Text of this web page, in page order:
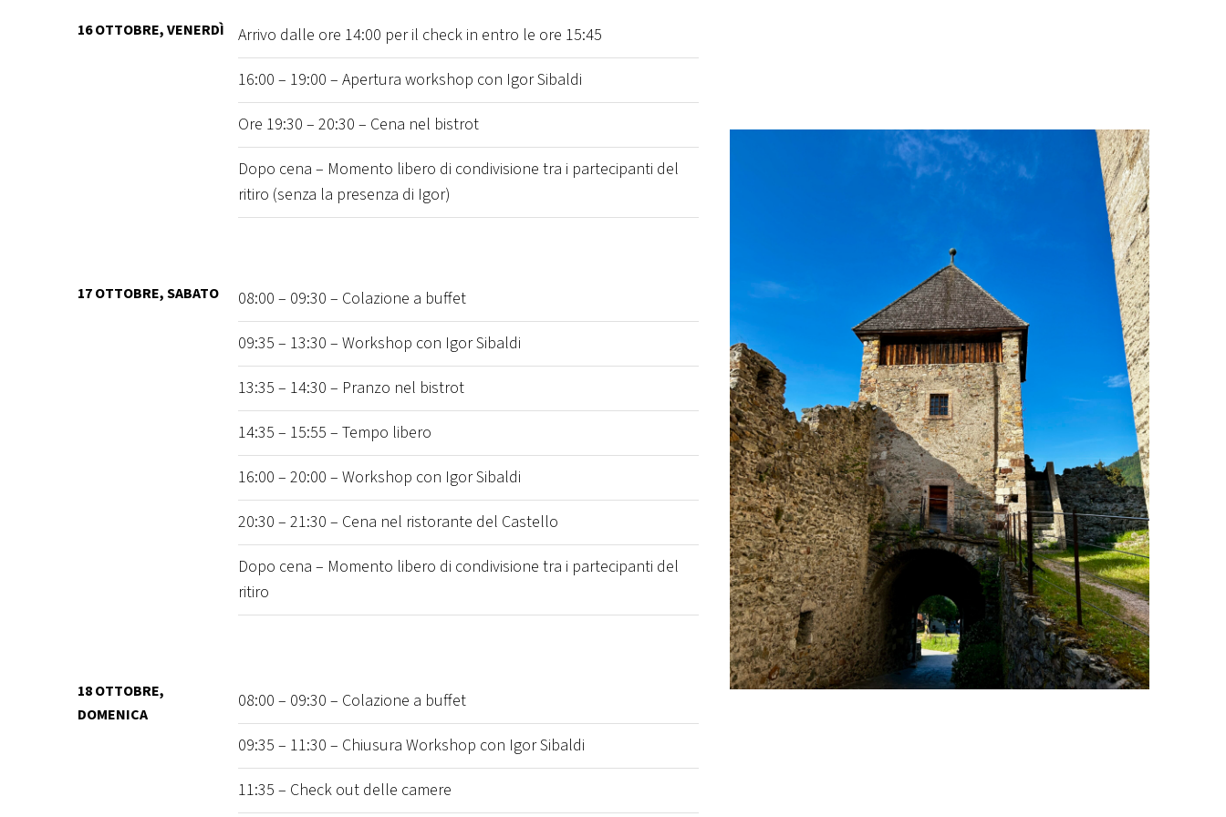
16 OTTOBRE, VENERDÌ
Arrivo dalle ore 14:00 per il check in entro le ore 15:45
16:00 – 19:00 – Apertura workshop con Igor Sibaldi
Ore 19:30 – 20:30 – Cena nel bistrot
Dopo cena – Momento libero di condivisione tra i partecipanti del
ritiro (senza la presenza di Igor)
17 OTTOBRE, SABATO
08:00 – 09:30 – Colazione a buffet
09:35 – 13:30 – Workshop con Igor Sibaldi
13:35 – 14:30 – Pranzo nel bistrot
14:35 – 15:55 – Tempo libero
16:00 – 20:00 – Workshop con Igor Sibaldi
20:30 – 21:30 – Cena nel ristorante del Castello
Dopo cena – Momento libero di condivisione tra i partecipanti del
ritiro
18 OTTOBRE,
DOMENICA
08:00 – 09:30 – Colazione a buffet
09:35 – 11:30 – Chiusura Workshop con Igor Sibaldi
11:35 – Check out delle camere